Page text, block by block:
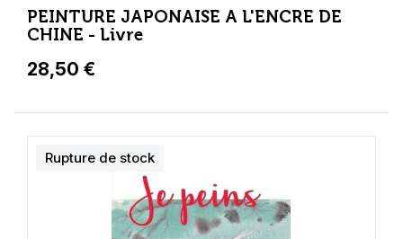
PEINTURE JAPONAISE A L'ENCRE DE
CHINE - Livre
28,50 €
Rupture de stock